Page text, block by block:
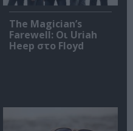
The Magician’s
Farewell: Οι Uriah
Heep στο Floyd